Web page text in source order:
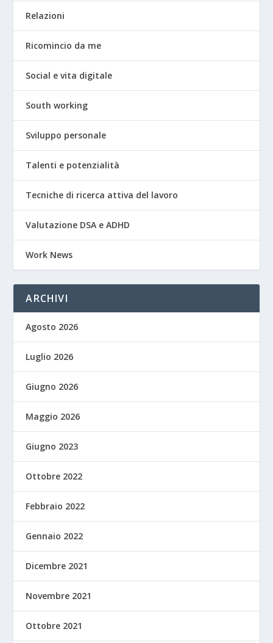
Relazioni
Ricomincio da me
Social e vita digitale
South working
Sviluppo personale
Talenti e potenzialità
Tecniche di ricerca attiva del lavoro
Valutazione DSA e ADHD
Work News
ARCHIVI
Agosto 2026
Luglio 2026
Giugno 2026
Maggio 2026
Giugno 2023
Ottobre 2022
Febbraio 2022
Gennaio 2022
Dicembre 2021
Novembre 2021
Ottobre 2021